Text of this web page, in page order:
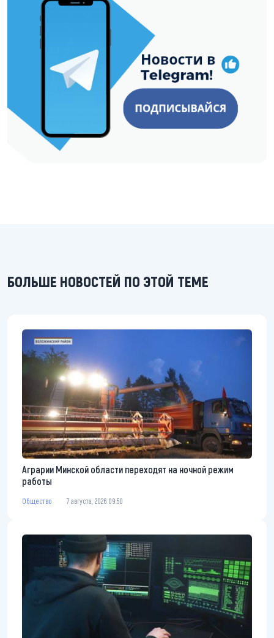
БОЛЬШЕ НОВОСТЕЙ ПО ЭТОЙ ТЕМЕ
Аграрии Минской области переходят на ночной режим
работы
Общество 7 августа, 2026 09:50